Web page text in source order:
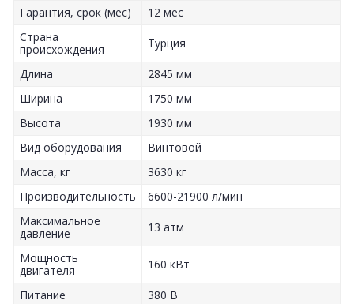
Гарантия, срок (мес)
12 мес
Страна
происхождения
Турция
Длина
2845 мм
Ширина
1750 мм
Высота
1930 мм
Вид оборудования
Винтовой
Масса, кг
3630 кг
Производительность
6600-21900 л/мин
Максимальное
давление
13 атм
Мощность
двигателя
160 кВт
Питание
380 В